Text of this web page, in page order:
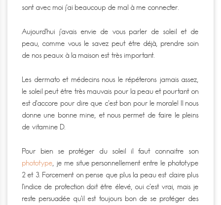
sont avec moi j’ai beaucoup de mal à me connecter.
Aujourd’hui j’avais envie de vous parler de soleil et de
peau, comme vous le savez peut être déjà, prendre soin
de nos peaux à la maison est très important.
Les dermato et médecins nous le répéterons jamais assez,
le soleil peut être très mauvais pour la peau et pourtant on
est d’accore pour dire que c’est bon pour le morale! Il nous
donne une bonne mine, et nous permet de faire le pleins
de vitamine D.
Pour bien se protéger du soleil il faut connaitre son
phototype , je me situe personnellement entre le phototype
2 et 3. Forcement on pense que plus la peau est claire plus
l’indice de protection doit être élevé, oui c’est vrai, mais je
reste persuadée qu’il est toujours bon de se protéger des